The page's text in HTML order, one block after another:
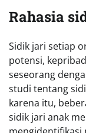
Rahasia
Sidik jari setiap
potensi,
seseorang
studi tentang
karena itu,
sidik jari anak